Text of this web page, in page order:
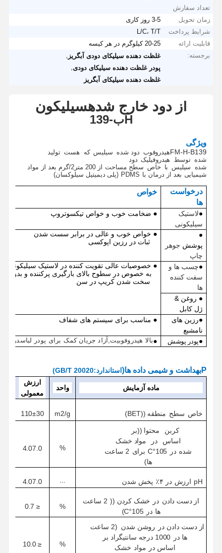
تعداد سفارش
زمان تحویل
3-5 روز کاری
شرایط پرداخت
L/C، T/T
قابلیت ارائه
20-25 کیلوگرم در هر کیسه
برجسته:
غلظت دهنده سیلیکای دودی آبگریز
پودر غلظت دهنده سیلیکای دودی
غلظت دهنده سیلیکای آبگریز
از دود خارج شدهسیلیکون
Hب-139
ویژگی
FM-H-B139هیدروفوب دود شده سیلیس که هست تولید
شده توسط هیدروفیلیک دود
شده
سیلیس با خاص سطح مساحت از 200 متر2/گرم بعد از
مواد
شیمیایی بعد از درمان با PDMS (پلی دیمیتیل سیلوکسان)
درخواست
ها
خواص
●لاستیک
سیلیکونی
● ضخامت خوب و خواص تیکسوتروپ
●
پوشش جوهر
چاپ
● خواص خوب و عالی در برابر سست شدن
ثبات در رزین اپوکسی
●چسب ها و
سفت کننده
ها
● خصوصیات عالی تقویت کننده در لاستیک سیلیکونی
به خصوص در سطوح بالای بارگیری پرکننده و بدون
سخت شدن کریپ در سن
● روغن &
ژل کابل
●رزین های
نامشبع
● مناسب برای سیستم های شفاف
●پودر پوشش ●بالا هيدروفوبيت, آزاد جریان کمک برای پودر لباس
Pبهداشت و شیمی داده ها(استاندارد:
GB/T 20020
)
ماده آزمایش واحد
ارزش
معمولی
خاص سطح منطقه ((BET) m2/g
110±30
کربن
محتوا ((بر
اساس
در مواد خشک
شده در 105°C برای 2 ساعت
ها)
%
4.07.0
pH ارزش در ۴٪ پخش شدن 4.07.0
از دست دادن در خشک کردن (( 2 ساعت
ها در 105°C)
%
≤
0.7
از دست دادن در روشن شدن (
2 ساعت
ها در 1000 درجه سانتیگراد
بر
اساس در مواد خشک
%
≤
10.0